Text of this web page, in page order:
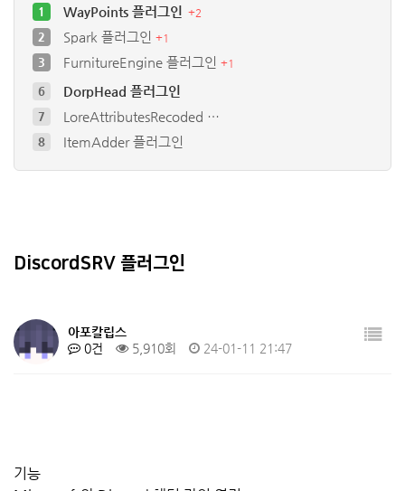
6 DorpHead 플러그인
7 LoreAttributesRecoded …
8 ItemAdder 플러그인
6 DorpHead 플러그인
1 WayPoints 플러그인 +2
2 Spark 플러그인 +1
3 FurnitureEngine 플러그인 +1
DiscordSRV 플러그인
아포칼립스
0건
5,910회 24-01-11 21:47
기능